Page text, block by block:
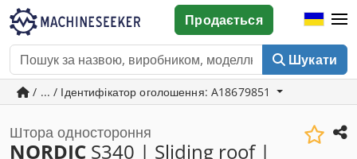
Шукати
Продається
/ ... / Ідентифікатор оголошення: A18679851
Штора одностороння
NORDIC S340 | Sliding roof |